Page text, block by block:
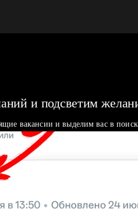
и подсветим
вакансии и выделим вас в